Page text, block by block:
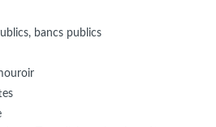
bancs publics